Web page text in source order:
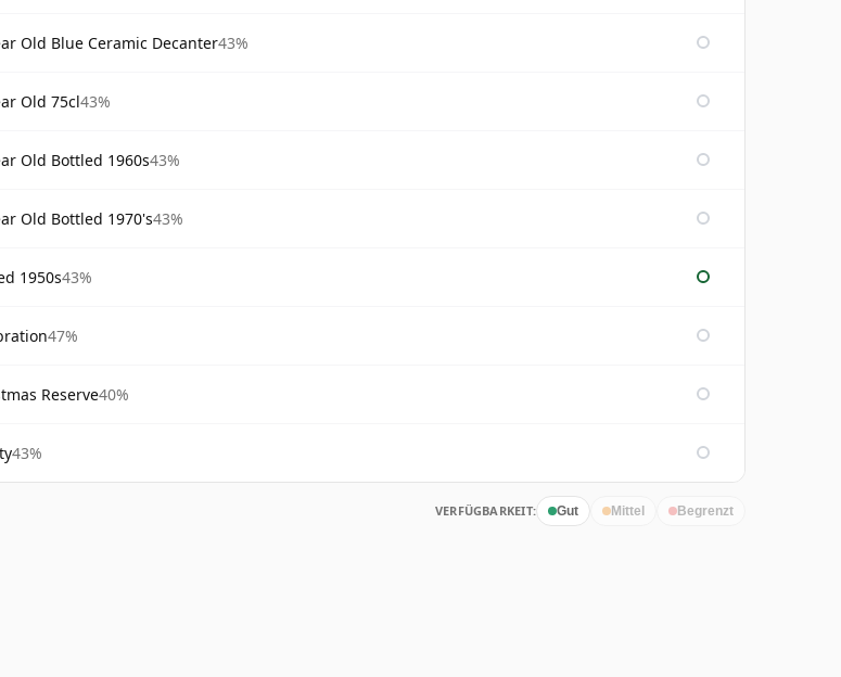
Old Blue Ceramic Decanter43%
Old 75cl43%
Old Bottled 1960s43%
Old Bottled 1970's43%
1950s43%
47%
Reserve40%
43%
VERFÜGBARKEIT: Gut Mittel Begrenzt